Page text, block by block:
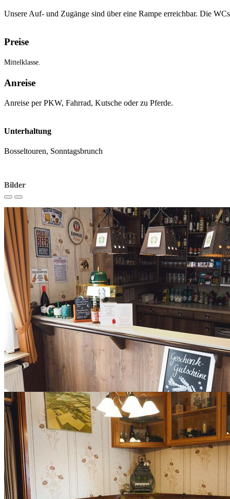
Unterhaltung
Bosseltouren, Sonntagsbrunch
Unsere Auf- und Zugänge sind über eine Rampe erreichbar. Die
Preise
Mittelklasse.
Anreise
Anreise per PKW, Fahrrad, Kutsche oder zu Pferde.
Bilder